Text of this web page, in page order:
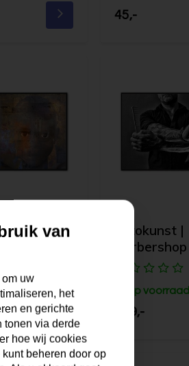
45,-
| The Boy
Fotokunst |
Barbershop
Op voorraad
199,-
van
uw
het
en gerichte
tonen via derde
hoe wij cookies
beheren door op